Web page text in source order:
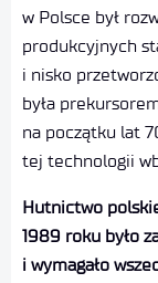
w Polsce był
produkcyjnych
i nisko
była
na początku lat
tej technologii
Hutnictwo
1989 roku było
i wymagało